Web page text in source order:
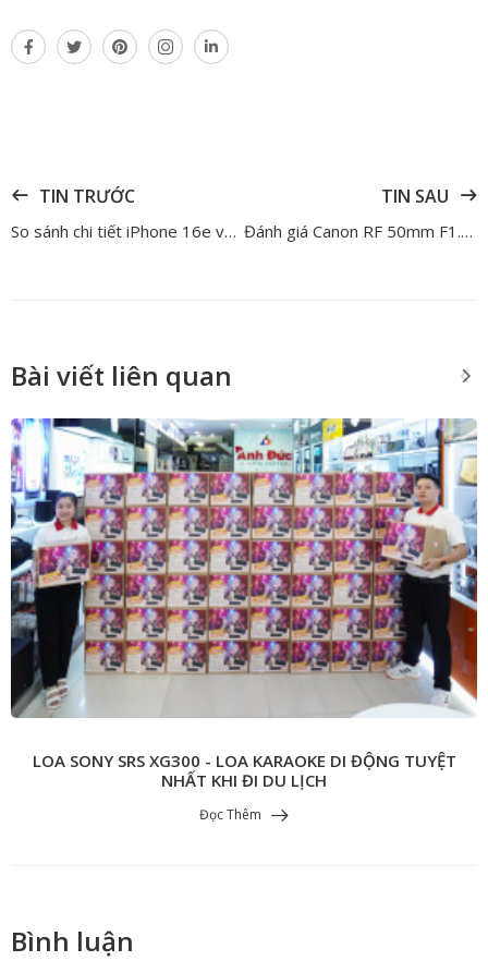
TIN TRƯỚC
So sánh chi tiết iPhone 16e và iPhone 16 – Đâu là chiếc iPhone xứng đáng để lựa chọn?
TIN SAU
Đánh giá Canon RF 50mm F1.4 L VCM – Một tiêu chuẩn mới cho nhiếp ảnh gia và nhà quay phim
Bài viết liên quan
LOA SONY SRS XG300 - LOA KARAOKE DI ĐỘNG TUYỆT
NHẤT KHI ĐI DU LỊCH
Đọc Thêm
Bình luận